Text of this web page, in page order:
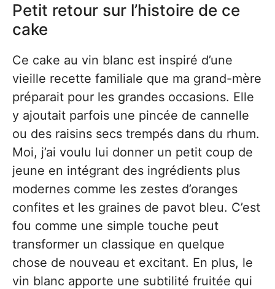
Petit retour sur l’histoire de ce
cake
Ce cake au vin blanc est inspiré d’une
vieille recette familiale que ma grand-mère
préparait pour les grandes occasions. Elle
y ajoutait parfois une pincée de cannelle
ou des raisins secs trempés dans du rhum.
Moi, j’ai voulu lui donner un petit coup de
jeune en intégrant des ingrédients plus
modernes comme les zestes d’oranges
confites et les graines de pavot bleu. C’est
fou comme une simple touche peut
transformer un classique en quelque
chose de nouveau et excitant. En plus, le
vin blanc apporte une subtilité fruitée qui